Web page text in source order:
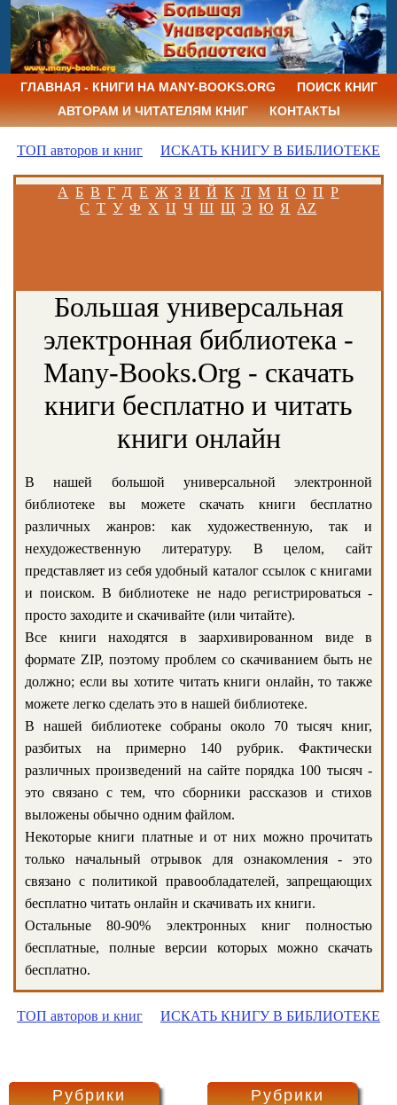
ГЛАВНАЯ - КНИГИ НА MANY-BOOKS.ORG
ПОИСК КНИГ
АВТОРАМ И ЧИТАТЕЛЯМ КНИГ
КОНТАКТЫ
ТОП авторов и книг ИСКАТЬ КНИГУ В БИБЛИОТЕКЕ
А Б В Г Д Е Ж З И Й К Л М Н О П Р
С Т У Ф Х Ц Ч Ш Щ Э Ю Я AZ
Большая универсальная
электронная библиотека -
Many-Books.Org - скачать
книги бесплатно и читать
книги онлайн
В нашей большой универсальной электронной
библиотеке вы можете скачать книги бесплатно
различных жанров: как художественную, так и
нехудожественную литературу. В целом, сайт
представляет из себя удобный каталог ссылок с книгами
и поиском. В библиотеке не надо регистрироваться -
просто заходите и скачивайте (или читайте).
Все книги находятся в заархивированном виде в
формате ZIP, поэтому проблем со скачиванием быть не
должно; если вы хотите читать книги онлайн, то также
можете легко сделать это в нашей библиотеке.
В нашей библиотеке собраны около 70 тысяч книг,
разбитых на примерно 140 рубрик. Фактически
различных произведений на сайте порядка 100 тысяч -
это связано с тем, что сборники рассказов и стихов
выложены обычно одним файлом.
Некоторые книги платные и от них можно прочитать
только начальный отрывок для ознакомления - это
связано с политикой правообладателей, запрещающих
бесплатно читать онлайн и скачивать их книги.
Остальные 80-90% электронных книг полностью
бесплатные, полные версии которых можно скачать
бесплатно.
ТОП авторов и книг ИСКАТЬ КНИГУ В БИБЛИОТЕКЕ
Рубрики Рубрики